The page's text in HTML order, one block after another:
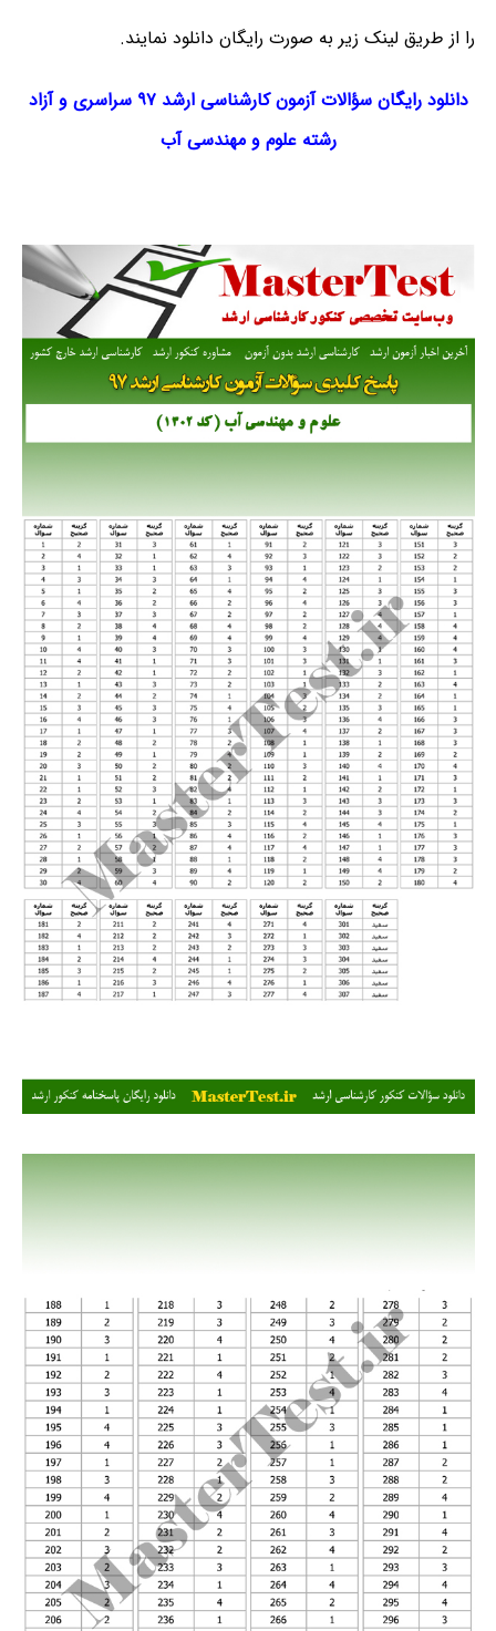
را از طریق لینک‌ زیر به صورت رایگان دانلود نمایند.
دانلود رایگان سؤالات آزمون کارشناسی ارشد ۹۷ سراسری و آزاد
رشته علومومهندسی آب